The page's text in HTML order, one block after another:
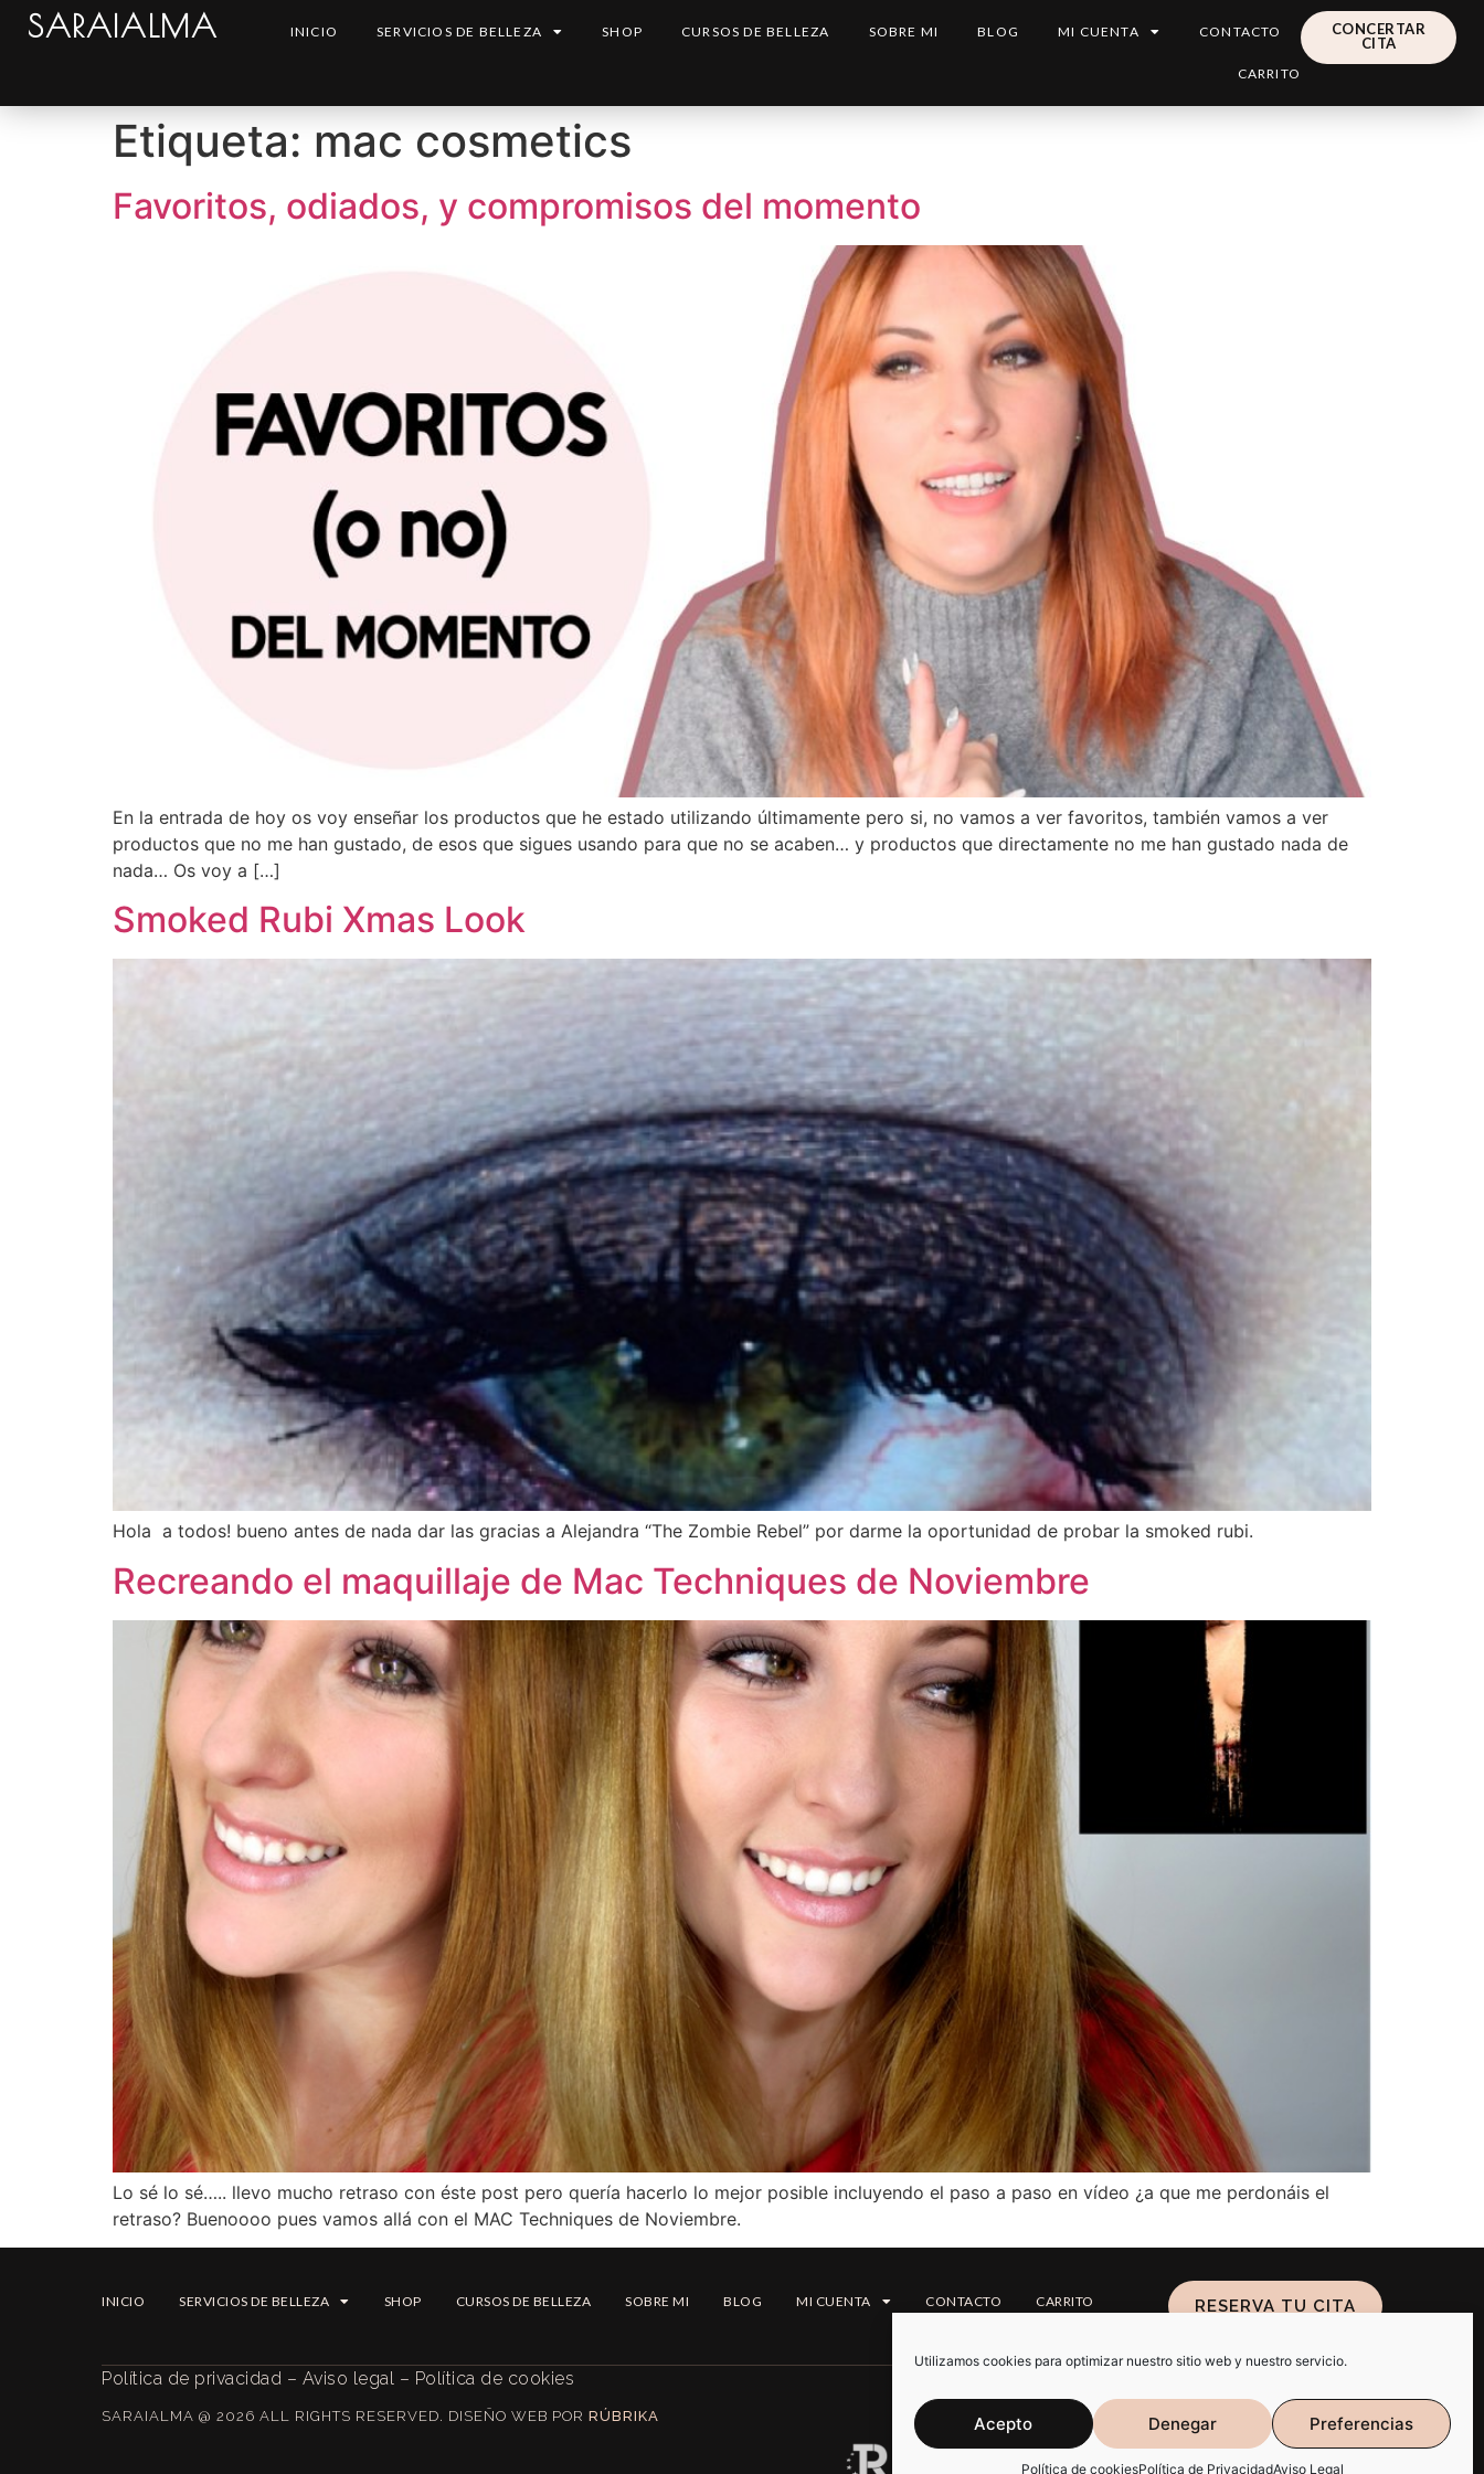
Utilizamos cookies para optimizar nuestro sitio web y nuestro servicio.
Acepto Denegar Preferencias
Política de cookiesPolítica de PrivacidadAviso Legal
SARAIALMA INICIO SERVICIOS DE BELLEZA SHOP CURSOS DE BELLEZA SOBRE MI BLOG MI CUENTA CONTACTO
CARRITO
CONCERTAR
CITA
Etiqueta: mac cosmetics
Favoritos, odiados, y compromisos del momento
En la entrada de hoy os voy enseñar los productos que he estado utilizando últimamente pero si, no vamos a ver favoritos, también vamos a ver
productos que no me han gustado, de esos que sigues usando para que no se acaben… y productos que directamente no me han gustado nada de
nada… Os voy a […]
Smoked Rubi Xmas Look
Hola a todos! bueno antes de nada dar las gracias a Alejandra “The Zombie Rebel” por darme la oportunidad de probar la smoked rubi.
Recreando el maquillaje de Mac Techniques de Noviembre
Lo sé lo sé….. llevo mucho retraso con éste post pero quería hacerlo lo mejor posible incluyendo el paso a paso en vídeo ¿a que me perdonáis el
retraso? Buenoooo pues vamos allá con el MAC Techniques de Noviembre.
INICIO SERVICIOS DE BELLEZA SHOP CURSOS DE BELLEZA SOBRE MI BLOG MI CUENTA CONTACTO CARRITO RESERVA TU CITA
Política de privacidad – Aviso legal – Política de cookies
SARAIALMA @ 2026 ALL RIGHTS RESERVED. DISEÑO WEB POR RÚBRIKA